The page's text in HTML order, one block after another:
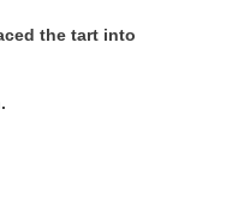
the tart into